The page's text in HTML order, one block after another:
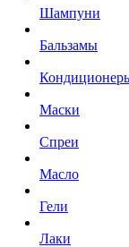
Шампуни
Бальзамы
Маски
Спреи
Масло
Гели
Лаки